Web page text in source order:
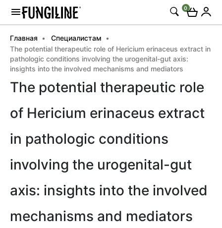
0
Главная
Специалистам
The potential therapeutic role of Hericium erinaceus extract in
pathologic conditions involving the urogenital-gut axis:
insights into the involved mechanisms and mediators
The potential therapeutic role
of Hericium erinaceus extract
in pathologic conditions
involving the urogenital-gut
axis: insights into the involved
mechanisms and mediators